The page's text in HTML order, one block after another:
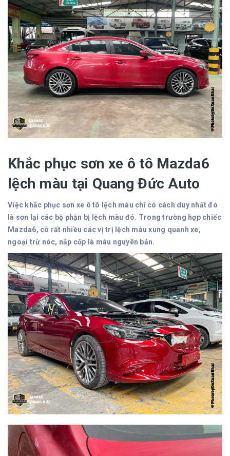
Khắc phục sơn xe ô tô Mazda6
lệch màu tại Quang Đức Auto
Việc khắc phục sơn xe ô tô lệch màu chỉ có cách duy nhất đó
là sơn lại các bộ phận bị lệch màu đó. Trong trường hợp chiếc
Mazda6, có rất nhiều các vị trị lệch màu xung quanh xe,
ngoại trừ nóc, nắp cốp là màu nguyên bản.